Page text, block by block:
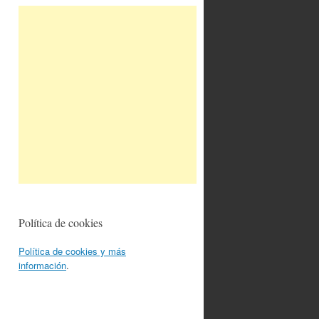
Política de cookies
Política de cookies y más
información.